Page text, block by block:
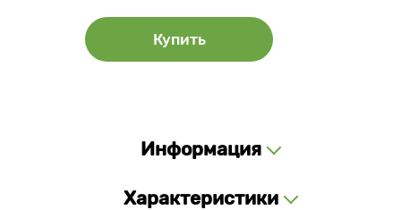
Купить
Информация
Характеристики